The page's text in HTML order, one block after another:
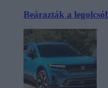
Beárazták a